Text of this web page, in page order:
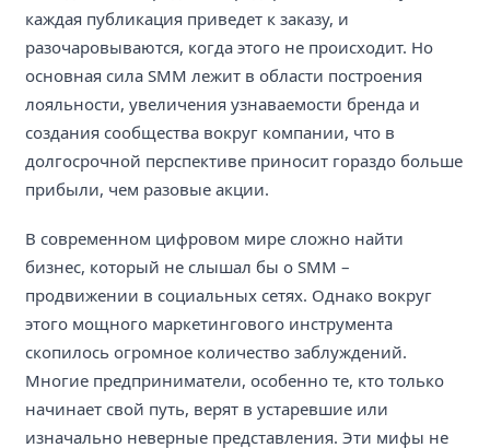
каждая публикация приведет к заказу, и
разочаровываются, когда этого не происходит. Но
основная сила SMM лежит в области построения
лояльности, увеличения узнаваемости бренда и
создания сообщества вокруг компании, что в
долгосрочной перспективе приносит гораздо больше
прибыли, чем разовые акции.
В современном цифровом мире сложно найти
бизнес, который не слышал бы о SMM –
продвижении в социальных сетях. Однако вокруг
этого мощного маркетингового инструмента
скопилось огромное количество заблуждений.
Многие предприниматели, особенно те, кто только
начинает свой путь, верят в устаревшие или
изначально неверные представления. Эти мифы не